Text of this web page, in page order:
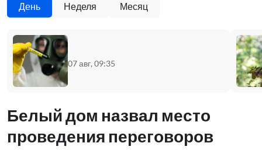
День Неделя Месяц
07 авг, 09:35
Белый дом назвал место
проведения переговоров